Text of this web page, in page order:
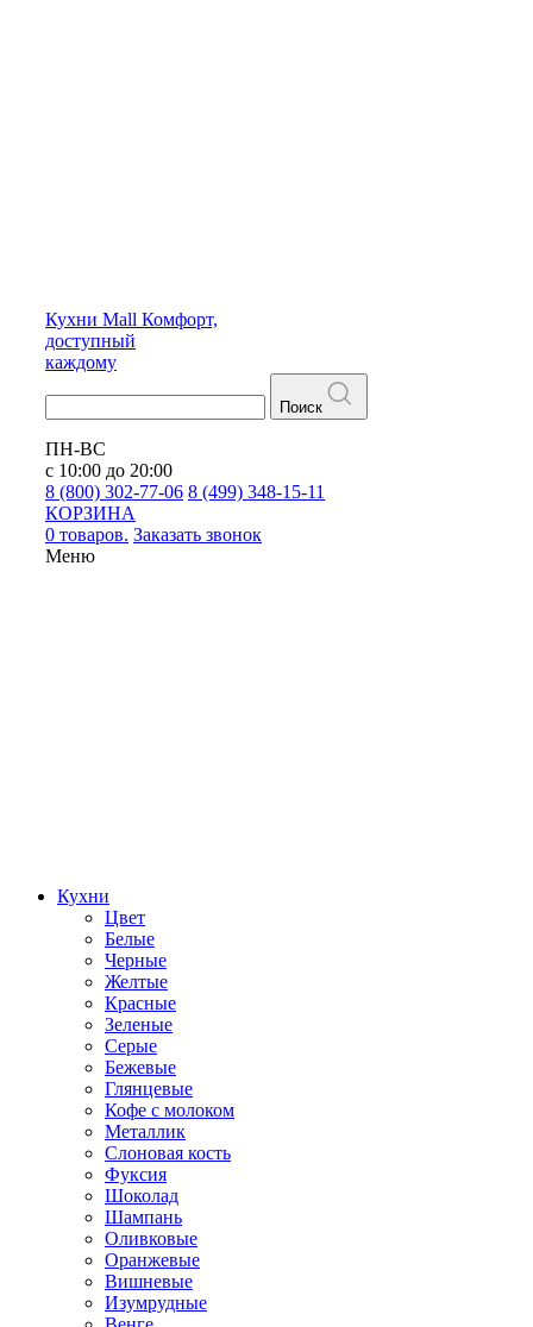
Кухни Mall Комфорт,
доступный
каждому
Поиск
ПН-ВС
с 10:00 до 20:00
8 (800) 302-77-06 8 (499) 348-15-11
КОРЗИНА
0 товаров. Заказать звонок
Меню
Кухни
Цвет
Белые
Черные
Желтые
Красные
Зеленые
Серые
Бежевые
Глянцевые
Кофе с молоком
Металлик
Слоновая кость
Фуксия
Шоколад
Шампань
Оливковые
Оранжевые
Вишневые
Изумрудные